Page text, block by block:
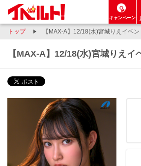
キャンペーン
トップ 【MAX-A】12/18(水)宮城りえイベン
【MAX-A】12/18(水)宮城りえイ